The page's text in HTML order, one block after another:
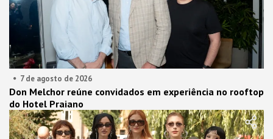
7 de agosto de 2026
Don Melchor reúne convidados em experiência no rooftop
do Hotel Praiano